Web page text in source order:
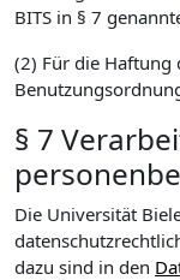
BITS in § 7
(2) Für die Haftung
§ 7
Die Universität
dazu sind in den